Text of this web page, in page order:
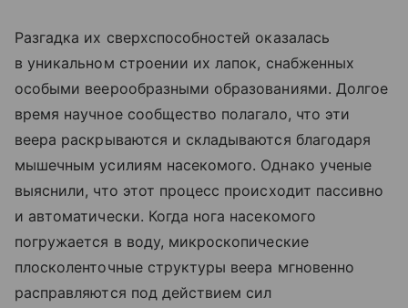
Разгадка их сверхспособностей оказалась
в уникальном строении их лапок, снабженных
особыми веерообразными образованиями. Долгое
время научное сообщество полагало, что эти
веера раскрываются и складываются благодаря
мышечным усилиям насекомого. Однако ученые
выяснили, что этот процесс происходит пассивно
и автоматически. Когда нога насекомого
погружается в воду, микроскопические
плосколенточные структуры веера мгновенно
расправляются под действием сил